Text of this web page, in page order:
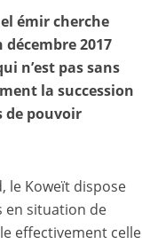
émir cherche
2017
n’est pas sans
la succession
de pouvoir
le Koweït dispose
en situation de
effectivement celle